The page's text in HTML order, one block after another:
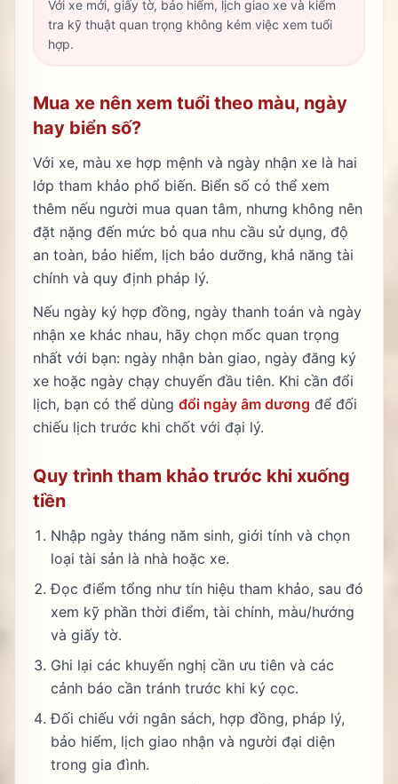
Với xe mới, giấy tờ, bảo hiểm, lịch giao xe và kiểm
tra kỹ thuật quan trọng không kém việc xem tuổi
hợp.
Mua xe nên xem tuổi theo màu, ngày
hay biển số?
Với xe, màu xe hợp mệnh và ngày nhận xe là hai
lớp tham khảo phổ biến. Biển số có thể xem
thêm nếu người mua quan tâm, nhưng không nên
đặt nặng đến mức bỏ qua nhu cầu sử dụng, độ
an toàn, bảo hiểm, lịch bảo dưỡng, khả năng tài
chính và quy định pháp lý.
Nếu ngày ký hợp đồng, ngày thanh toán và ngày
nhận xe khác nhau, hãy chọn mốc quan trọng
nhất với bạn: ngày nhận bàn giao, ngày đăng ký
xe hoặc ngày chạy chuyến đầu tiên. Khi cần đổi
lịch, bạn có thể dùng đổi ngày âm dương để đối
chiếu lịch trước khi chốt với đại lý.
Quy trình tham khảo trước khi xuống
tiền
Nhập ngày tháng năm sinh, giới tính và chọn
loại tài sản là nhà hoặc xe.
Đọc điểm tổng như tín hiệu tham khảo, sau đó
xem kỹ phần thời điểm, tài chính, màu/hướng
và giấy tờ.
Ghi lại các khuyến nghị cần ưu tiên và các
cảnh báo cần tránh trước khi ký cọc.
Đối chiếu với ngân sách, hợp đồng, pháp lý,
bảo hiểm, lịch giao nhận và người đại diện
trong gia đình.